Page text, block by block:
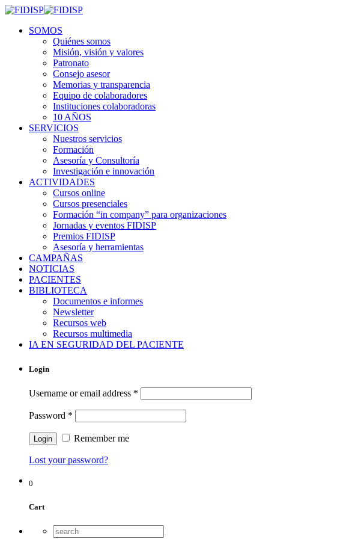
SOMOS
Quiénes somos
Misión, visión y valores
Patronato
Consejo asesor
Memorias y transparencia
Equipo de colaboradores
Instituciones colaboradoras
10 AÑOS
SERVICIOS
Nuestros servicios
Formación
Asesoría y Consultoría
Investigación e innovación
ACTIVIDADES
Cursos online
Cursos presenciales
Formación “in company” para organizaciones
Jornadas y eventos FIDISP
Premios FIDISP
Asesoría y herramientas
CAMPAÑAS
NOTICIAS
PACIENTES
BIBLIOTECA
Documentos e informes
Newsletter
Recursos web
Recursos multimedia
IA EN SEGURIDAD DEL PACIENTE
Login
Username or email address *
Password *
Remember me
Lost your password?
0
Cart